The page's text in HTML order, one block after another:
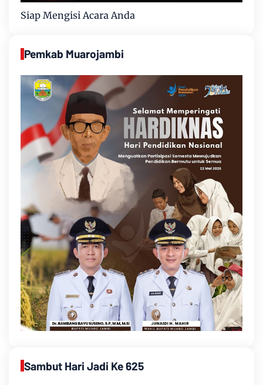
Siap Mengisi Acara Anda
Pemkab Muarojambi
Sambut Hari Jadi Ke 625